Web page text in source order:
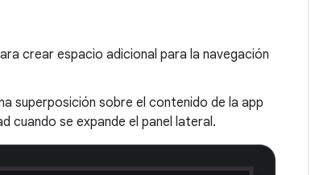
crear espacio adicional para la navegación
superposición sobre el contenido de la app
cuando se expande el panel lateral.